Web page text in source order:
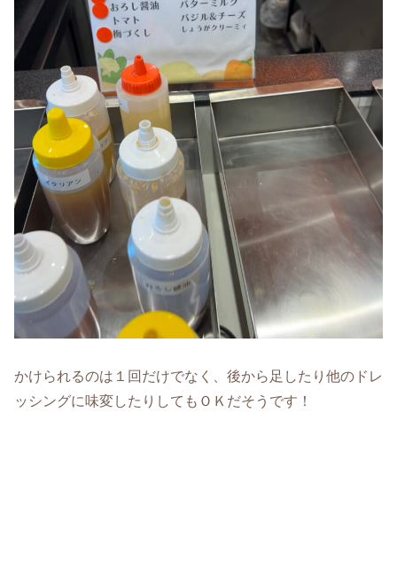
かけられるのは１回だけでなく、後から足したり他のドレ
ッシングに味変したりしてもＯＫだそうです！